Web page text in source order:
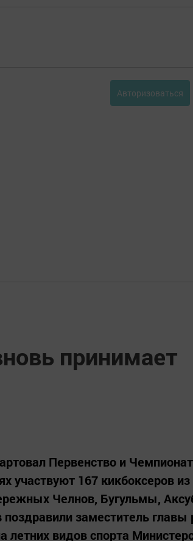
Авторизоваться
принимает
Первенство и
участвуют 167 кикбоксеров
Челнов, Бугульмы,
заместитель главы
летних видов спорта